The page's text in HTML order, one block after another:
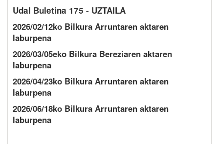
Udal Buletina 175 - UZTAILA
2026/02/12ko Bilkura Arruntaren aktaren
laburpena
2026/03/05eko Bilkura Bereziaren aktaren
laburpena
2026/04/23ko Bilkura Arruntaren aktaren
laburpena
2026/06/18ko Bilkura Arruntaren aktaren
laburpena